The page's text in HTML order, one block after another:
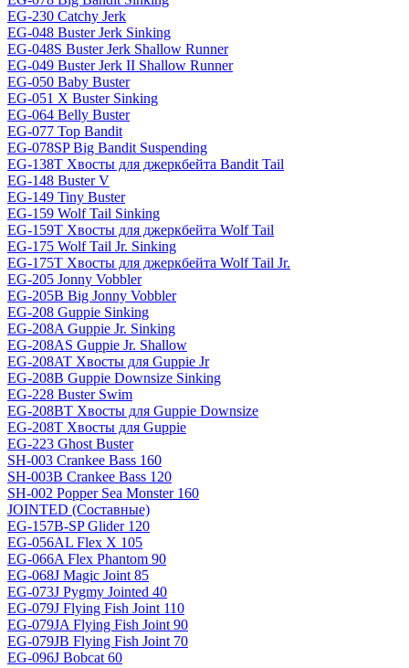
EG-230 Catchy Jerk
EG-048 Buster Jerk Sinking
EG-048S Buster Jerk Shallow Runner
EG-049 Buster Jerk II Shallow Runner
EG-050 Baby Buster
EG-051 X Buster Sinking
EG-064 Belly Buster
EG-077 Top Bandit
EG-078SP Big Bandit Suspending
EG-138T Хвосты для джеркбейта Bandit Tail
EG-148 Buster V
EG-149 Tiny Buster
EG-159 Wolf Tail Sinking
EG-159T Хвосты для джеркбейта Wolf Tail
EG-175 Wolf Tail Jr. Sinking
EG-175T Хвосты для джеркбейта Wolf Tail Jr.
EG-205 Jonny Vobbler
EG-205B Big Jonny Vobbler
EG-208 Guppie Sinking
EG-208A Guppie Jr. Sinking
EG-208AS Guppie Jr. Shallow
EG-208AT Хвосты для Guppie Jr
EG-208B Guppie Downsize Sinking
EG-228 Buster Swim
EG-208BT Хвосты для Guppie Downsize
EG-208T Хвосты для Guppie
EG-223 Ghost Buster
SH-003 Crankee Bass 160
SH-003B Crankee Bass 120
SH-002 Popper Sea Monster 160
JOINTED (Составные)
EG-157B-SP Glider 120
EG-056AL Flex X 105
EG-066A Flex Phantom 90
EG-068J Magic Joint 85
EG-073J Pygmy Jointed 40
EG-079J Flying Fish Joint 110
EG-079JA Flying Fish Joint 90
EG-079JB Flying Fish Joint 70
EG-096J Bobcat 60